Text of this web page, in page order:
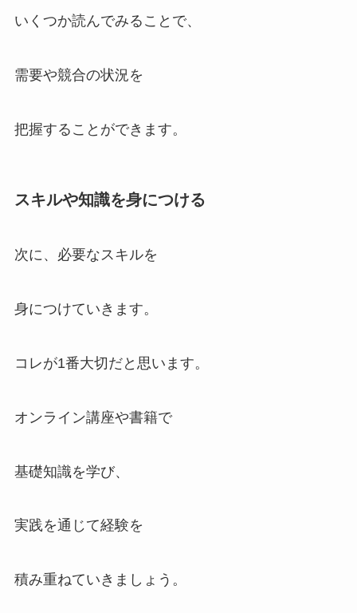
いくつか読んでみることで、
需要や競合の状況を
把握することができます。
スキルや知識を身につける
次に、必要なスキルを
身につけていきます。
コレが1番大切だと思います。
オンライン講座や書籍で
基礎知識を学び、
実践を通じて経験を
積み重ねていきましょう。